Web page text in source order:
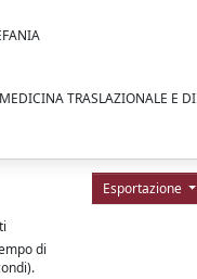
TRASLAZIONALE E DI
Esportazione
di